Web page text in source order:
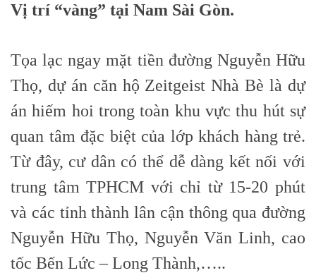
Vị trí “vàng” tại Nam Sài Gòn.
Tọa lạc ngay mặt tiền đường Nguyễn Hữu
Thọ, dự án căn hộ Zeitgeist Nhà Bè là dự
án hiếm hoi trong toàn khu vực thu hút sự
quan tâm đặc biệt của lớp khách hàng trẻ.
Từ đây, cư dân có thể dễ dàng kết nối với
trung tâm TPHCM với chỉ từ 15-20 phút
và các tỉnh thành lân cận thông qua đường
Nguyễn Hữu Thọ, Nguyễn Văn Linh, cao
tốc Bến Lức – Long Thành,…..